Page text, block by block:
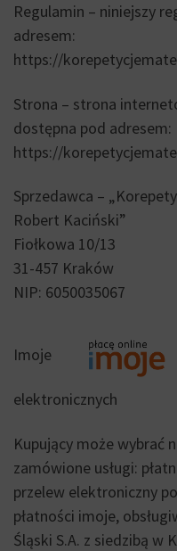
Regulamin – niniejszy
adresem:
https://
Strona – strona
dostępna pod adresem:
https://
Sprzedawca –
Robert Kaciński”
Fiołkowa 10/13
31-457 Kraków
NIP: 6050035067
Imoje
elektronicznych
Kupujący może wybrać
zamówione usługi:
przelew elektroniczny
płatności imoje,
Śląski S.A. z siedzibą w